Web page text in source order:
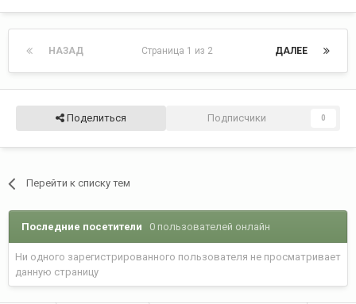
НАЗАД ДАЛЕЕ
Страница 1 из 2
Поделиться Подписчики 0
Перейти к списку тем
Последние посетители 0 пользователей онлайн
Ни одного зарегистрированного пользователя не просматривает
данную страницу